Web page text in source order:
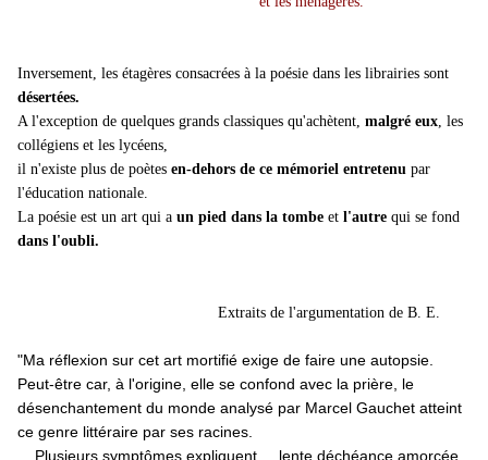
Inversement, les étagères consacrées à la poésie dans les librairies sont
désertées.
A l'exception de quelques grands classiques qu'achètent, malgré eux, les
collégiens et les lycéens,
il n'existe plus de poètes en-dehors de ce mémoriel entretenu par
l'éducation nationale.
La poésie est un art qui a un pied dans la tombe et l'autre qui se fond
dans l'oubli.
Extraits de l'argumentation de B. E.
"Ma réflexion sur cet art mortifié exige de faire une autopsie.
Peut-être car, à l'origine, elle se confond avec la prière, le
désenchantement du monde analysé par Marcel Gauchet atteint
ce genre littéraire par ses racines.
... Plusieurs symptômes expliquent ... lente déchéance amorcée